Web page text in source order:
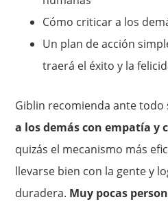
Cómo criticar a los
Un plan de acción
traerá el éxito y la
Giblin recomienda ante todo
a los demás con empatía y
quizás el mecanismo más
llevarse bien con la gente y
duradera. Muy pocas